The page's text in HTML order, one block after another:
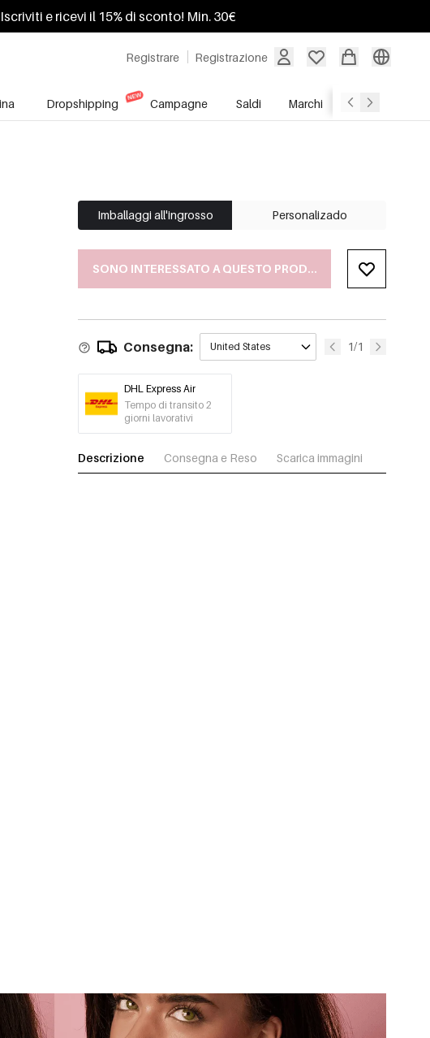
Iscriviti e ricevi il 15% di sconto! Min. 30€
Registrare Registrazione
Dropshipping Campagne Saldi Marchi Servizio
Imballaggi all'ingrosso Personalizado
SONO INTERESSATO A QUESTO PRODOTTO
Consegna: United States 1/1
DHL Express Air
Tempo di transito 2
giorni lavorativi
Descrizione Consegna e Reso Scarica immagini